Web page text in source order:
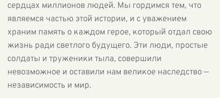
сердцах миллионов людей. Мы гордимся тем, что
являемся частью этой истории, и с уважением
храним память о каждом герое, который отдал свою
жизнь ради светлого будущего. Эти люди, простые
солдаты и труженики тыла, совершили
невозможное и оставили нам великое наследство —
независимость и мир.